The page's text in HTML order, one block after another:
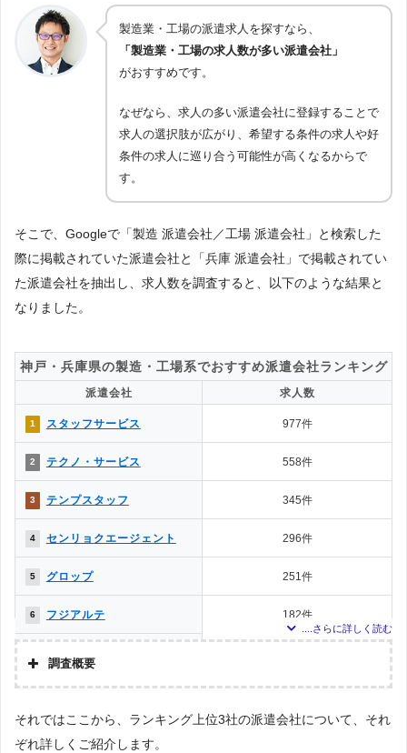
製造業・工場の派遣求人を探すなら、
「製造業・工場の求人数が多い派遣会社」
がおすすめです。
なぜなら、求人の多い派遣会社に登録することで
求人の選択肢が広がり、希望する条件の求人や好
条件の求人に巡り合う可能性が高くなるからで
す。
そこで、Googleで「製造 派遣会社／工場 派遣会社」と検索した
際に掲載されていた派遣会社と「兵庫 派遣会社」で掲載されてい
た派遣会社を抽出し、求人数を調査すると、以下のような結果と
なりました。
神戸・兵庫県の製造・工場系でおすすめ派遣会社ランキング
派遣会社 求人数
1 スタッフサービス 977件
2 テクノ・サービス 558件
3 テンプスタッフ 345件
4 センリョクエージェント 296件
5 グロップ 251件
6 フジアルテ 182件
8 ワークスタッフ 118件
日本ケイテム 108件
調査概要
株式会社アドバンスフロー
調査対象とした派遣会社について
それではここから、ランキング上位3社の派遣会社について、それ
ぞれ詳しくご紹介します。